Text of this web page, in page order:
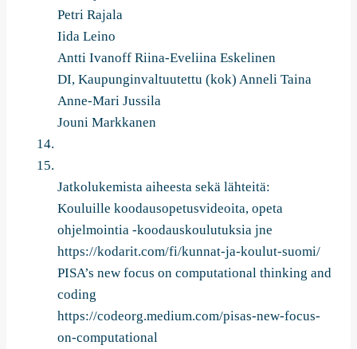
Petri Rajala
Iida Leino
Antti Ivanoff Riina-Eveliina Eskelinen
DI, Kaupunginvaltuutettu (kok) Anneli Taina
Anne-Mari Jussila
Jouni Markkanen
Jatkolukemista aiheesta sekä lähteitä:
Kouluille koodausopetusvideoita, opeta
ohjelmointia -koodauskoulutuksia jne
https://kodarit.com/fi/kunnat-ja-koulut-suomi/
PISA’s new focus on computational thinking and
coding
https://codeorg.medium.com/pisas-new-focus-
on-computational